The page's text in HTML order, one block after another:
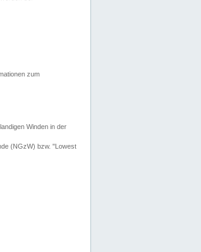
zum
Winden in der
(NGzW) bzw. "Lowest